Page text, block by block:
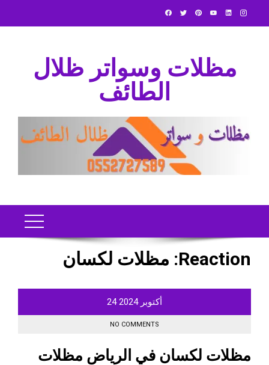
مظلات وسواتر ظلال
الطائف
Reaction: مظلات لكسان
أكتوبر 24 2024
NO COMMENTS
مظلات لكسان في الرياض مظلات